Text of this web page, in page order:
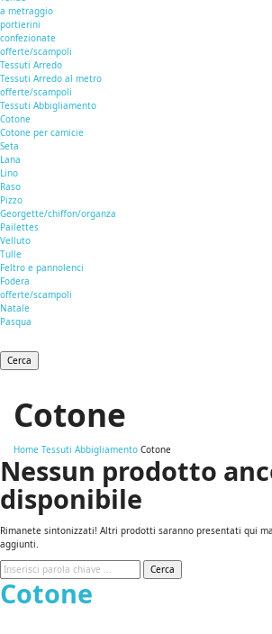
a metraggio
portierini
confezionate
offerte/scampoli
Tessuti Arredo
Tessuti Arredo al metro
offerte/scampoli
Tessuti Abbigliamento
Cotone
Cotone per camicie
Seta
Lana
Lino
Raso
Pizzo
Georgette/chiffon/organza
Pailettes
Velluto
Tulle
Feltro e pannolenci
Fodera
offerte/scampoli
Natale
Pasqua
Cerca
Cotone
Home Tessuti Abbigliamento Cotone
Nessun prodotto
disponibile
Rimanete sintonizzati! Altri prodotti saranno presentati qui
aggiunti.
Cerca
Cotone